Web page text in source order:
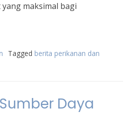
maksimal bagi
Tagged berita perikanan dan
Daya